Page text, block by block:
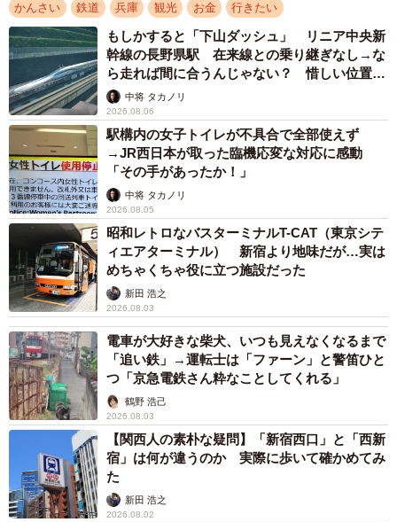
かんさい 鉄道 兵庫 観光 お金 行きたい
もしかすると「下山ダッシュ」 リニア中央新
幹線の長野県駅 在来線との乗り継ぎなし→な
ら走れば間に合うんじゃない？ 惜しい位置関
係が反響
中将 タカノリ
2026.08.06
駅構内の女子トイレが不具合で全部使えず
→JR西日本が取った臨機応変な対応に感動
「その手があったか！」
中将 タカノリ
2026.08.05
昭和レトロなバスターミナルT-CAT（東京シテ
ィエアターミナル） 新宿より地味だが…実は
めちゃくちゃ役に立つ施設だった
新田 浩之
2026.08.03
電車が大好きな柴犬、いつも見えなくなるまで
「追い鉄」→運転士は「ファーン」と警笛ひと
つ「京急電鉄さん粋なことしてくれる」
鶴野 浩己
2026.08.03
【関西人の素朴な疑問】「新宿西口」と「西新
宿」は何が違うのか 実際に歩いて確かめてみ
た
新田 浩之
2026.08.02